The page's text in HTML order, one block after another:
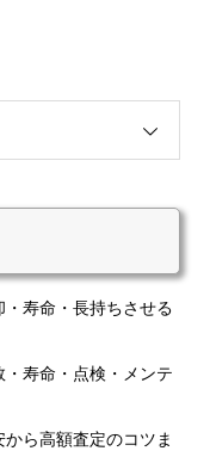
・寿命・長持ちさせる
寿命・点検・メンテ
ら高額査定のコツま